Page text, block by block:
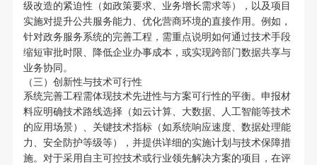
级改造的紧迫性（如政策要求、业务增长需求等），以及项目
实施对提升公共服务能力、优化营商环境的直接作用。例如，
针对政务服务系统的完善工程，需重点说明如何通过技术手段
缩短审批时限、降低企业办事成本，或实现跨部门数据共享与
业务协同。
（三）创新性与技术可行性
系统完善工程需体现技术先进性与方案可行性的平衡。申报材
料应明确技术路线选择（如云计算、大数据、人工智能等技术
的应用场景）、关键技术指标（如系统响应速度、数据处理能
力、安全防护等级等），并提供详细的实施计划与技术保障措
施。对于采用自主可控技术或行业领先解决方案的项目，在评